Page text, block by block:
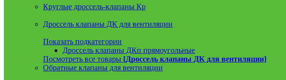
Круглые дроссель-клапаны Кр
Дроссель клапаны ДК для вентиляции
Показать подкатегории
Дроссель клапаны ДКп прямоугольные
Посмотреть все товары [Дроссель клапаны ДК для вентиляции]
Обратные клапаны для вентиляции